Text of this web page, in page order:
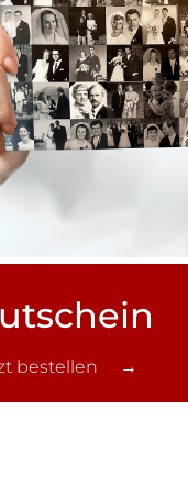
bestellen →